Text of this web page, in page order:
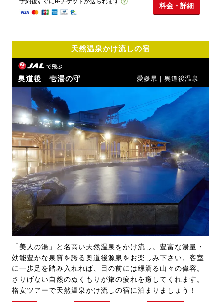
予約後すぐにe-チケットが送られます
料金・詳細
天然温泉かけ流しの宿
で飛ぶ
奥道後 壱湯の守 ｜愛媛県｜奥道後温泉｜
「美人の湯」と名高い天然温泉をかけ流し。豊富な湯量・
効能豊かな泉質を誇る奥道後源泉をお楽しみ下さい。客室
に一歩足を踏み入れれば、目の前には緑滴る山々の偉容。
さりげない自然のぬくもりが旅の疲れを癒してくれます。
格安ツアーで天然温泉かけ流しの宿に泊まりましょう！